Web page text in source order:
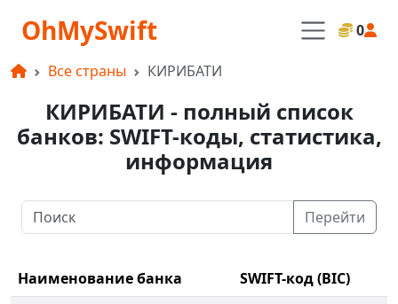
OhMySwift 0
Все страны КИРИБАТИ
КИРИБАТИ - полный список
банков: SWIFT-коды, статистика,
информация
Перейти
Наименование банка
SWIFT-код (BIC)